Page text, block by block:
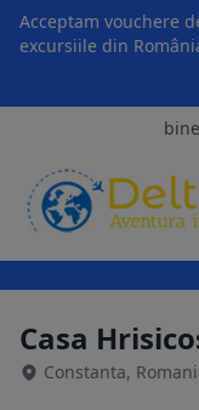
Acceptam vouchere
excursiile din
Casa
Constanta,